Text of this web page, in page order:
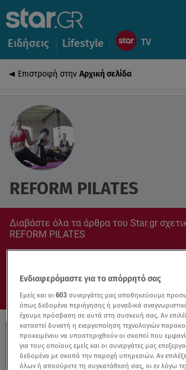
Ειδήσεις Lifestyle
Επιστροφή στην Αρχική σελίδα
REFORM PILATES
Διαβάστε όλα τα άρθρα του Star.gr
REFORM PILATES
Ενδιαφερόμαστε για το απόρρητό σας
Εμείς και οι603 συνεργάτες μας αποθηκεύουμε
όπως δεδομένα περιήγησης ή μοναδικά αναγνωριστικά
έχουμε πρόσβαση σε αυτά στη συσκευή σας. Αν
καταστεί δυνατή η ενεργοποίηση τεχνολογιών
προκειμένου να υποστηριχθούν οι σκοποί που
για τους οποίους εμείς και οι συνεργάτες μας
δεδομένα με σκοπό την παροχή υπηρεσιών. Αν
όλων ή αποσύρετε τη συγκατάθεσή σας, οι εν λόγω